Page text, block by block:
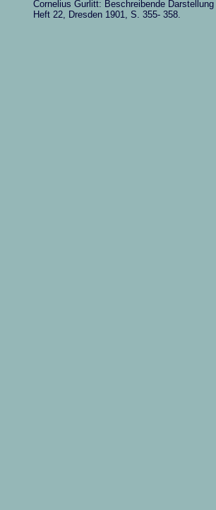
Cornelius Gurlitt: Beschreibende
Heft 22, Dresden 1901, S. 355- 358.